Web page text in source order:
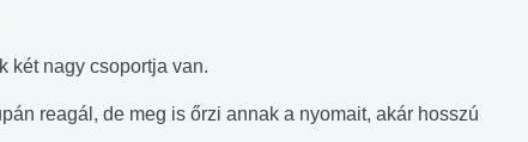
két nagy csoportja van.
reagál, de meg is őrzi annak a nyomait, akár hosszú